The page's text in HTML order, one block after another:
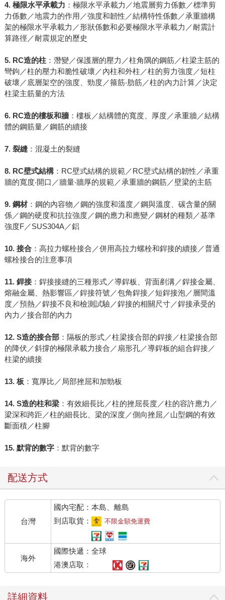
4. 極限水平承載力 ：極限水平承載力／地震層剪力係數／標準剪
力係數／地震力的作用／強度和韌性／結構特性係數／承重牆構
架的極限水平承載力／形狀係數和必要極限水平承載力／耐震計
算路徑／耐震規定的歷史
5. RC造的柱：潛變／保護層的壓力／柱角隅的鋼筋／柱梁主筋的
彎鉤／柱的壓力和脆性破壞／內柱和外柱／柱的剪力強度／短柱
破壞／底層架空的強度、勁度／箍筋‧肋筋／柱的內力計算／決定
柱梁主筋量的方法
6. RC造的樓板和牆：樓板／結構體的寬度、厚度／承重牆／結構
體的鋼筋量／鋼筋的續接
7. 裂縫：混凝土的裂縫
8. RC壁式結構：RC壁式結構的規範／RC壁式結構的韌性／承重
牆的寬度‧開口／牆量‧牆厚的規範／承重牆的鋼筋／壁梁的主筋
9. 鋼材：鋼的內容物／鋼的強度和溫度／鋼與溫度、碳含量的關
係／鋼的硬度和抗拉強度／鋼的應力和應變／鋼材的種類／基準
強度F／SUS304A／鋁
10. 接合：高拉力螺栓接合／併用高拉力螺栓和銲接的續接／普通
螺栓接合的注意事項
11. 銲接：銲接接縫的三種形式／導銲板、背面剷溝／銲接金屬、
熔融金屬、熱影響區／銲接符號／包角銲接／短銲接泡／層間溫
度／預熱／銲接不良和檢測試驗／銲接的相關尺寸／銲接承受的
內力／接合部的內力
12. S造的接合部：隔板的形式／柱梁接合部的銲接／柱梁接合部
的降伏／斜撐的極限承載力接合／扇形孔／導銲板的組合銲接／
柱梁的續接
13. 板 ：寬厚比／局部挫屈和加勁板
14. S造的柱和梁：有效細長比／柱的挫屈長度／柱的容許應力／
梁深和跨距／柱的細長比、梁的深度／側向挫屈／山型鋼的有效
斷面積／柱腳
15. 默背的數字：默背的數字
配送方式
台灣
國內宅配：本島、離島
到店取貨：
不限金額免運費
海外
國際快遞：全球
港澳店取：
詳細資料